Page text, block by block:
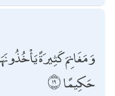
وَمَغَانِمَ كَثِيرَةً
حَكِيمًا